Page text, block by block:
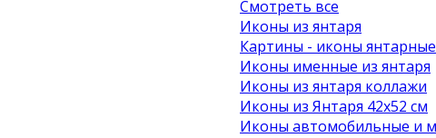
Смотреть все
Иконы из янтаря
Картины - иконы янтарные
Иконы именные из янтаря
Иконы из янтаря коллажи
Иконы из Янтаря 42х52 см
Иконы автомобильные и